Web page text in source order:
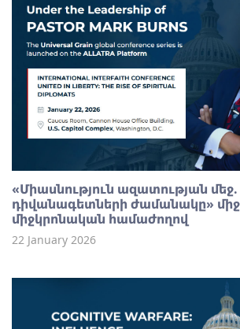
«Միասնություն ազատության
դիվանագետների ժամանակը»
միջկրոնական համաժողով
22 January 2026